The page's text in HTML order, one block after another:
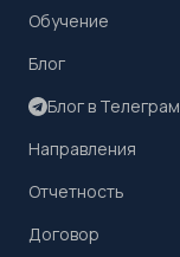
Обучение
Блог
Блог в Телеграм
Направления
Отчетность
Договор